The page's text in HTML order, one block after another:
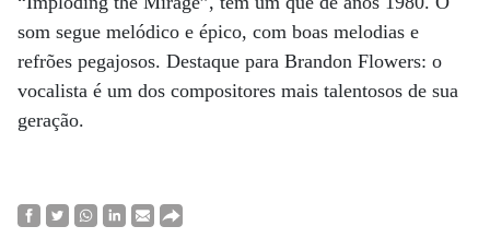
som segue melódico e épico, com boas melodias e
refrões pegajosos. Destaque para Brandon Flowers: o
vocalista é um dos compositores mais talentosos de sua
geração.